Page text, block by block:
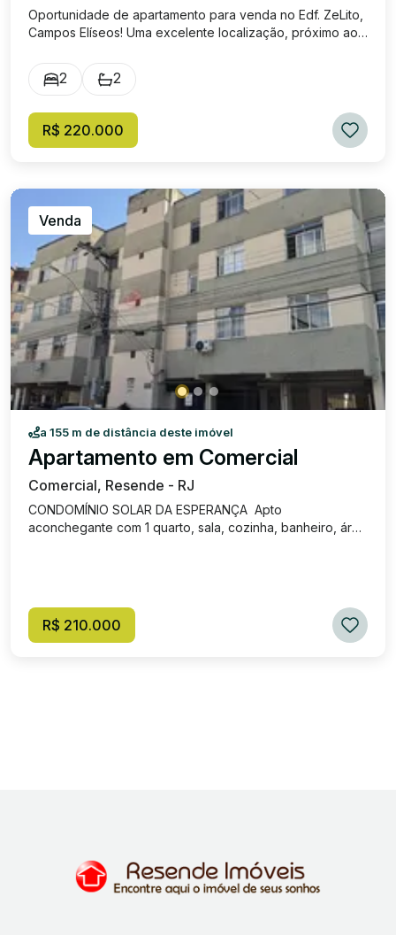
Oportunidade de apartamento para venda no Edf. ZeLito,
Campos Elíseos! Uma excelente localização, próximo ao
quarto andar, apartamento de 2 quartos, 2 banheiros,
sala, cozinha americana com bancada, área de serviço e
aproximadamente 560 reais.
2 2
R$ 220.000
Venda
a 155 m de distância deste imóvel
Apartamento em Comercial
Comercial, Resende - RJ
CONDOMÍNIO SOLAR DA ESPERANÇA Apto
aconchegante com 1 quarto, sala, cozinha, banheiro, área
R$ 210.000